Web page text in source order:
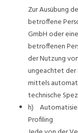
Zur Ausübung
betroffene
GmbH oder
betroffenen
der Nutzung
ungeachtet der
mittels
technische
h)
Profiling